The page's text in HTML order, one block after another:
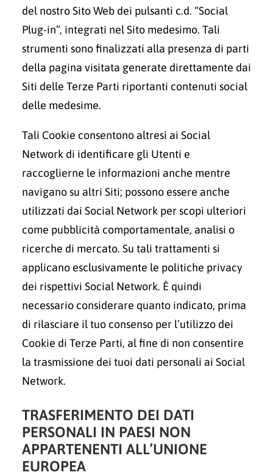
del nostro Sito Web dei pulsanti c.d. “Social
Plug-in”, integrati nel Sito medesimo. Tali
strumenti sono finalizzati alla presenza di parti
della pagina visitata generate direttamente dai
Siti delle Terze Parti riportanti contenuti social
delle medesime.
Tali Cookie consentono altresì ai Social
Network di identificare gli Utenti e
raccoglierne le informazioni anche mentre
navigano su altri Siti; possono essere anche
utilizzati dai Social Network per scopi ulteriori
come pubblicità comportamentale, analisi o
ricerche di mercato. Su tali trattamenti si
applicano esclusivamente le politiche privacy
dei rispettivi Social Network. È quindi
necessario considerare quanto indicato, prima
di rilasciare il tuo consenso per l’utilizzo dei
Cookie di Terze Parti, al fine di non consentire
la trasmissione dei tuoi dati personali ai Social
Network.
TRASFERIMENTO DEI DATI
PERSONALI IN PAESI NON
APPARTENENTI ALL’UNIONE
EUROPEA